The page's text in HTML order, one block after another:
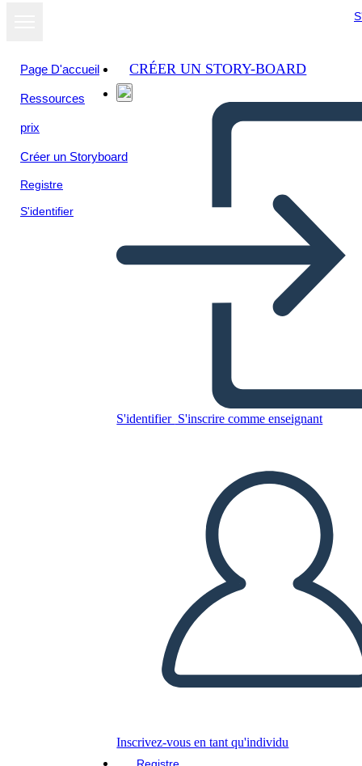
Page D'accueil
Ressources
prix
Créer un Storyboard
Registre
S'identifier
CRÉER UN STORY-BOARD
S'identifier S'inscrire comme enseignant
Inscrivez-vous en tant qu'individu
Edenemise Diagramm 2
CRÉER UN STORYBOARD